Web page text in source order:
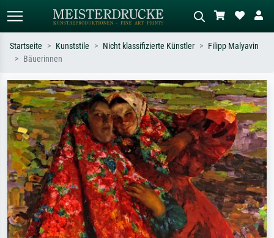
Suchen Sie nach Künstlern, Werktiteln
oder Stilen – z.B. Monet,
Sternennacht, Impressionismus, Welle
Hokusai, Akt.
Beschreiben Sie die Szene – z.B. Grüne
Wiese, Abstrakt mit viel Rot, Dunkles
Ölgemälde, Stehender Akt neben einem
Baum.
Startseite Kunststile Nicht klassifizierte Künstler
Filipp Malyavin
Bäuerinnen